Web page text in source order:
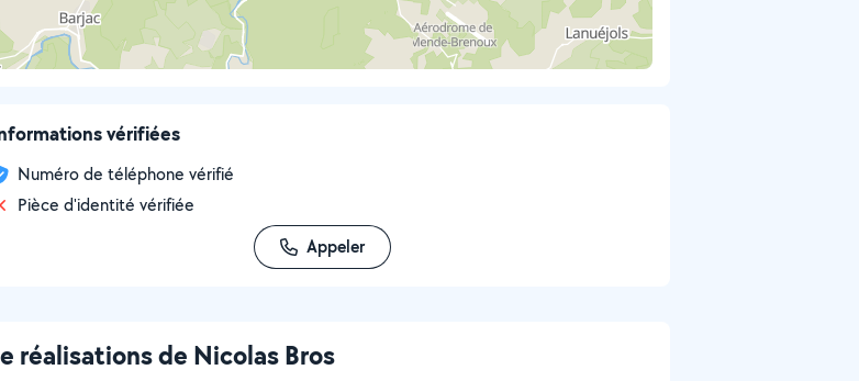
vérifiées
Numéro de téléphone vérifié
Pièce d'identité vérifiée
Appeler
réalisations de Nicolas Bros